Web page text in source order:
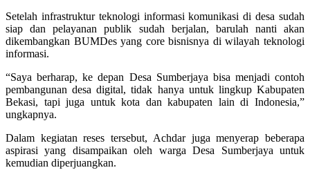
Setelah infrastruktur teknologi informasi komunikasi di desa sudah
siap dan pelayanan publik sudah berjalan, barulah nanti akan
dikembangkan BUMDes yang core bisnisnya di wilayah teknologi
informasi.
“Saya berharap, ke depan Desa Sumberjaya bisa menjadi contoh
pembangunan desa digital, tidak hanya untuk lingkup Kabupaten
Bekasi, tapi juga untuk kota dan kabupaten lain di Indonesia,”
ungkapnya.
Dalam kegiatan reses tersebut, Achdar juga menyerap beberapa
aspirasi yang disampaikan oleh warga Desa Sumberjaya untuk
kemudian diperjuangkan.